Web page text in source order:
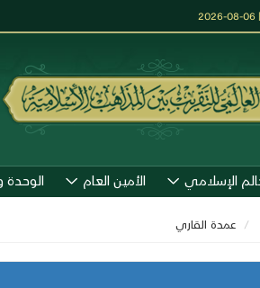
الإسلامي الأمين العام الوحدة
عمدة القاري